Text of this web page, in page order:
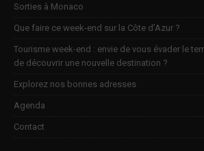
Sorties à Monaco
Que faire ce week-end sur la Côte d’Azur ?
Tourisme week-end : envie de vous évader le
de découvrir une nouvelle destination ?
Explorez nos bonnes adresses
Agenda
Contact